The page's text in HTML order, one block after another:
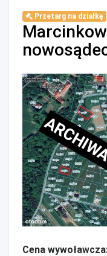
Przetarg na działkę
Cena